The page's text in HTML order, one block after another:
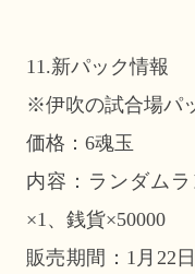
11.新パック情報
※伊吹の試合場パ
価格：6魂玉
内容：ランダム
×1、銭貨×50000
販売期間：1月22